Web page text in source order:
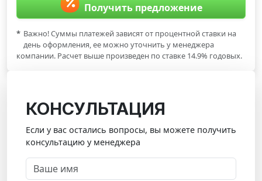
Получить предложение
* Важно! Суммы платежей зависят от процентной ставки на
день оформления, ее можно уточнить у менеджера
компании. Расчет выше произведен по ставке 14.9% годовых.
КОНСУЛЬТАЦИЯ
Если у вас остались вопросы, вы можете получить
консультацию у менеджера